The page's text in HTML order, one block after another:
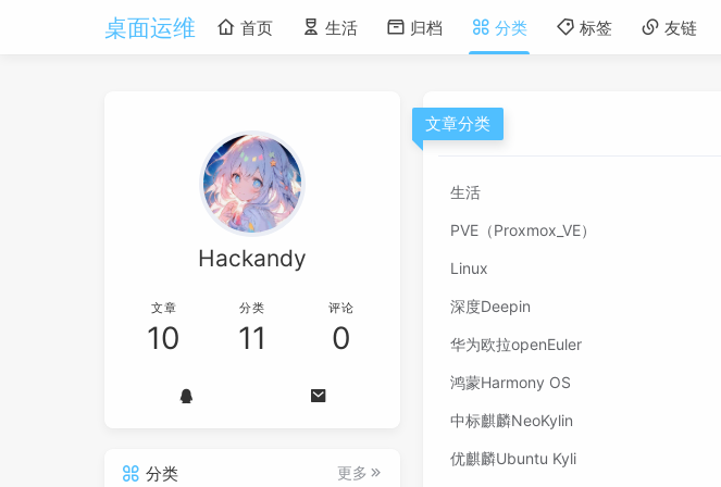
桌面运维 首页 生活 归档 分类 标签 友链
文章分类
生活
PVE（Proxmox_VE）
Linux
深度Deepin
华为欧拉openEuler
鸿蒙Harmony OS
中标麒麟NeoKylin
优麒麟Ubuntu Kyli
Hackandy
文章
10
分类
11
评论
0
分类 更多